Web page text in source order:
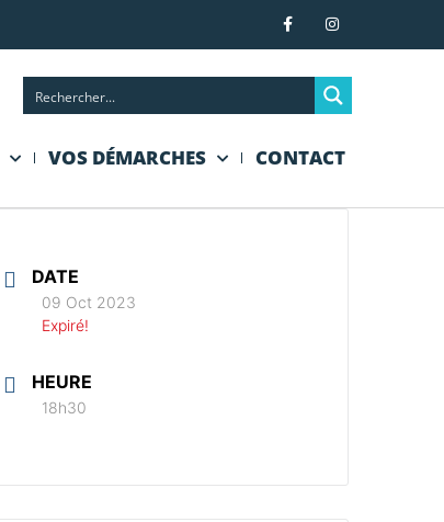
VOS DÉMARCHES CONTACT
DATE
09 Oct 2023
Expiré!
HEURE
18h30